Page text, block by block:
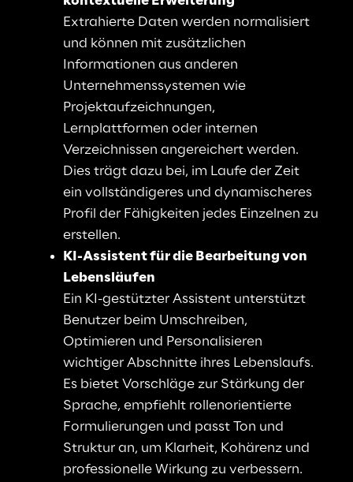
Extrahierte Daten werden normalisiert
und können mit zusätzlichen
Informationen aus anderen
Unternehmenssystemen wie
Projektaufzeichnungen,
Lernplattformen oder internen
Verzeichnissen angereichert werden.
Dies trägt dazu bei, im Laufe der Zeit
ein vollständigeres und dynamischeres
Profil der Fähigkeiten jedes Einzelnen zu
erstellen.
KI-Assistent für die Bearbeitung von
Lebensläufen
Ein KI-gestützter Assistent unterstützt
Benutzer beim Umschreiben,
Optimieren und Personalisieren
wichtiger Abschnitte ihres Lebenslaufs.
Es bietet Vorschläge zur Stärkung der
Sprache, empfiehlt rollenorientierte
Formulierungen und passt Ton und
Struktur an, um Klarheit, Kohärenz und
professionelle Wirkung zu verbessern.